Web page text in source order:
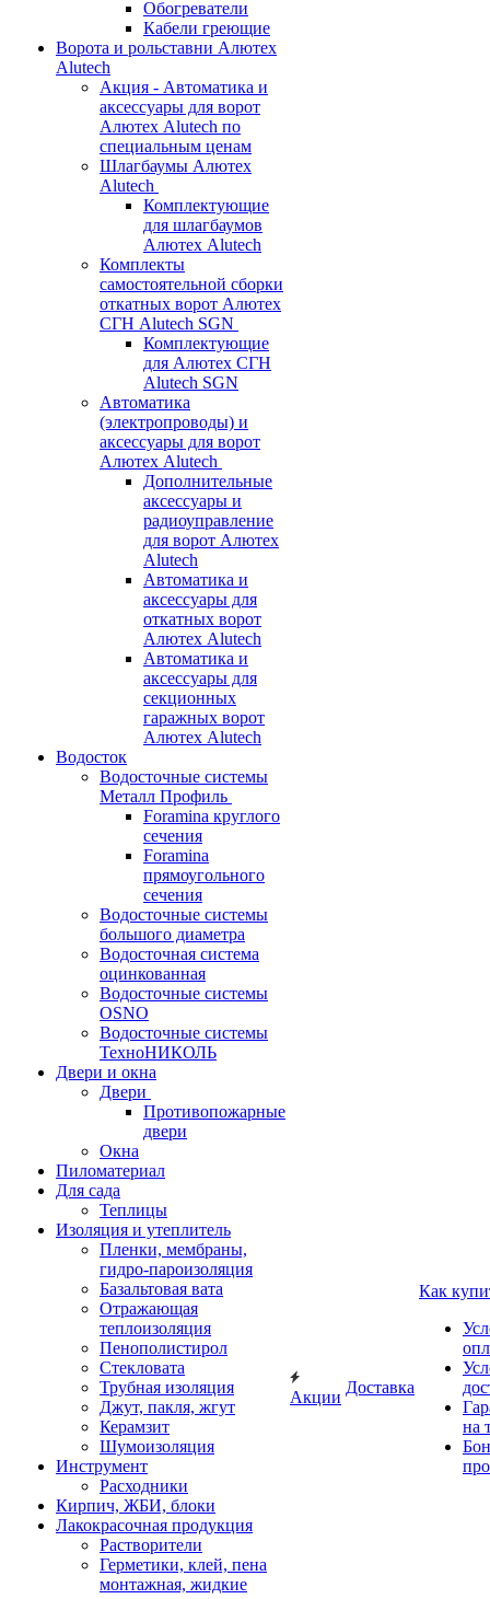
Обогреватели
Кабели греющие
Ворота и рольставни Алютех
Alutech
Акция - Автоматика и
аксессуары для ворот
Алютех Alutech по
специальным ценам
Шлагбаумы Алютех
Alutech
Комплектующие
для шлагбаумов
Алютех Alutech
Комплекты
самостоятельной сборки
откатных ворот Алютех
СГН Alutech SGN
Комплектующие
для Алютех СГН
Alutech SGN
Автоматика
(электропроводы) и
аксессуары для ворот
Алютех Alutech
Дополнительные
аксессуары и
радиоуправление
для ворот Алютех
Alutech
Автоматика и
аксессуары для
откатных ворот
Алютех Alutech
Автоматика и
аксессуары для
секционных
гаражных ворот
Алютех Alutech
Водосток
Водосточные системы
Металл Профиль
Foramina круглого
сечения
Foramina
прямоугольного
сечения
Водосточные системы
большого диаметра
Водосточная система
оцинкованная
Водосточные системы
OSNO
Водосточные системы
ТехноНИКОЛЬ
Двери и окна
Двери
Противопожарные
двери
Окна
Пиломатериал
Для сада
Теплицы
Изоляция и утеплитель
Пленки, мембраны,
гидро-пароизоляция
Базальтовая вата
Отражающая
теплоизоляция
Пенополистирол
Стекловата
Трубная изоляция
Джут, пакля, жгут
Керамзит
Шумоизоляция
Инструмент
Расходники
Кирпич, ЖБИ, блоки
Лакокрасочная продукция
Растворители
Герметики, клей, пена
монтажная, жидкие
Акции
Доставка
Как
на